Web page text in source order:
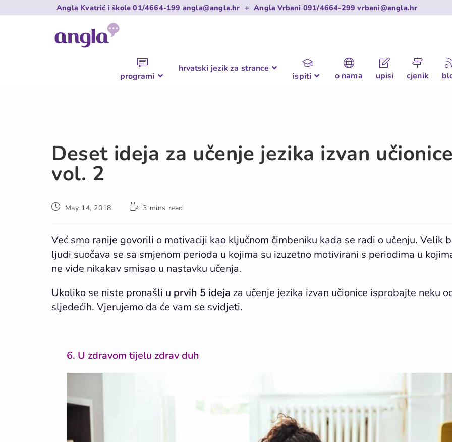
Angla Kvatrić i škole01/4664-199 angla@angla.hr + Angla Vrbani 091/4664-299vrbani@angla.hr
programi
hrvatski jezik za strance
ispiti o nama upisi cjenik
Deset ideja za učenje jezika izvan
vol. 2
May 14, 2018 3 mins read
Već smo ranije govorili o motivaciji kao ključnom čimbeniku kada se radi o učenju. Velik
ljudi suočava se sa smjenom perioda u kojima su izuzetno motivirani s periodima u
ne vide nikakav smisao u nastavku učenja.
Ukoliko se niste pronašli u prvih 5 ideja za učenje jezika izvan učionice isprobajte neku
sljedećih. Vjerujemo da će vam se svidjeti.
6. U zdravom tijelu zdrav duh